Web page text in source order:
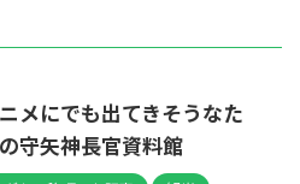
メにでも出てきそうなた
守矢神長官資料館